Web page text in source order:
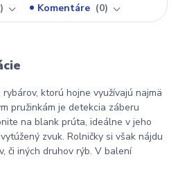
Komentáre 0
ktorú hojne využívajú najmä
pružinkám je detekcia záberu
na blank prúta, ideálne v jeho
zvuk. Rolničky si však nájdu
či iných druhov rýb. V balení